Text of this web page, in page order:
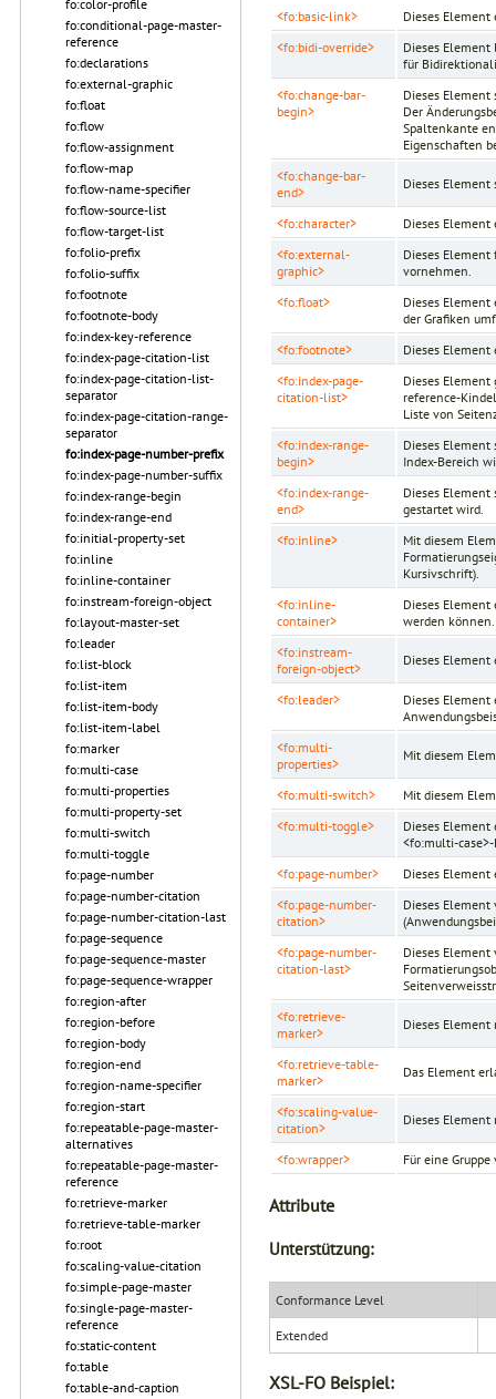
fo:color-profile
fo:conditional-page-master-
reference
fo:declarations
fo:external-graphic
fo:float
fo:flow
fo:flow-assignment
fo:flow-map
fo:flow-name-specifier
fo:flow-source-list
fo:flow-target-list
fo:folio-prefix
fo:folio-suffix
fo:footnote
fo:footnote-body
fo:index-key-reference
fo:index-page-citation-list
fo:index-page-citation-list-
separator
fo:index-page-citation-range-
separator
fo:index-page-number-prefix
fo:index-page-number-suffix
fo:index-range-begin
fo:index-range-end
fo:initial-property-set
fo:inline
fo:inline-container
fo:instream-foreign-object
fo:layout-master-set
fo:leader
fo:list-block
fo:list-item
fo:list-item-body
fo:list-item-label
fo:marker
fo:multi-case
fo:multi-properties
fo:multi-property-set
fo:multi-switch
fo:multi-toggle
fo:page-number
fo:page-number-citation
fo:page-number-citation-last
fo:page-sequence
fo:page-sequence-master
fo:page-sequence-wrapper
fo:region-after
fo:region-before
fo:region-body
fo:region-end
fo:region-name-specifier
fo:region-start
fo:repeatable-page-master-
alternatives
fo:repeatable-page-master-
reference
fo:retrieve-marker
fo:retrieve-table-marker
fo:root
fo:scaling-value-citation
fo:simple-page-master
fo:single-page-master-
reference
fo:static-content
fo:table
fo:table-and-caption
<fo:basic-link>
Dieses
<fo:bidi-override>
Dieses
für
<fo:change-bar-
begin>
Dieses Element
Der
Spaltenkante
Eigenschaften
<fo:change-bar-
end>
Dieses Element
<fo:character>
Dieses
<fo:external-
graphic>
Dieses
vornehmen.
<fo:float>
Dieses
der Grafiken
<fo:footnote>
Dieses
<fo:index-page-
citation-list>
Dieses Element
reference-
Liste von
<fo:index-range-
begin>
Dieses
Index-Bereich
<fo:index-range-
end>
Dieses Element
gestartet wird.
<fo:inline>
Mit diesem
Kursivschrift).
<fo:inline-
container>
Dieses
werden können.
<fo:instream-
foreign-object>
Dieses
<fo:leader>
Dieses
<fo:multi-
properties>
Mit diesem
<fo:multi-switch>
Mit diesem
<fo:multi-toggle>
Dieses
<fo:multi-
<fo:page-number>
Dieses
<fo:page-number-
citation>
Dieses
<fo:page-number-
citation-last>
Dieses
<fo:retrieve-
marker>
Dieses
<fo:retrieve-table-
marker>
Das Element
<fo:scaling-value-
citation>
Dieses
<fo:wrapper> Für eine
Attribute
Unterstützung:
Conformance Level
Extended
XSL-FO Beispiel: